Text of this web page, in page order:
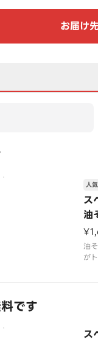
お届け
ス
油
ぎ
人
油
が
です
ス